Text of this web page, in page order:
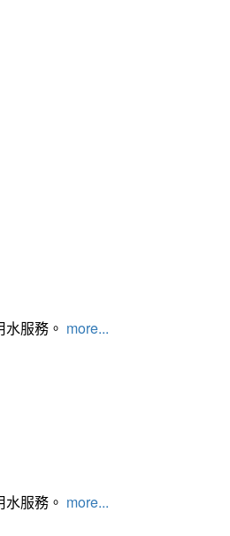
服務。 more...
服務。 more...